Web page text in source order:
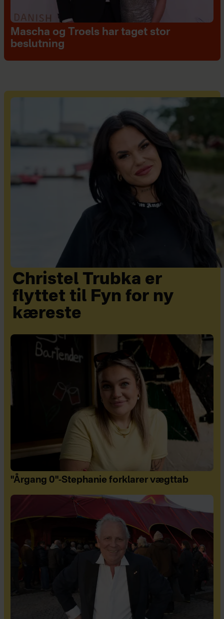
Mascha og Troels har taget stor
beslutning
Christel Trubka er
flyttet til Fyn for ny
kæreste
"Årgang 0"-Stephanie forklarer vægttab